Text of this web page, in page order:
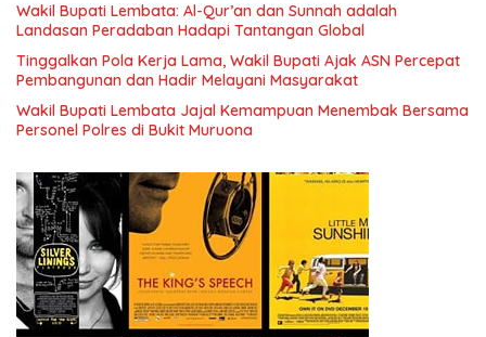
Wakil Bupati Lembata: Al-Qur’an dan Sunnah adalah
Landasan Peradaban Hadapi Tantangan Global
Tinggalkan Pola Kerja Lama, Wakil Bupati Ajak ASN Percepat
Pembangunan dan Hadir Melayani Masyarakat
Wakil Bupati Lembata Jajal Kemampuan Menembak Bersama
Personel Polres di Bukit Muruona